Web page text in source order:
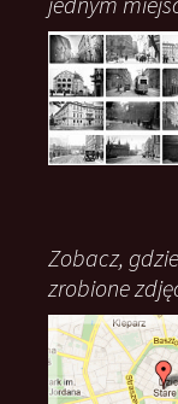
Zobacz,
zrobione